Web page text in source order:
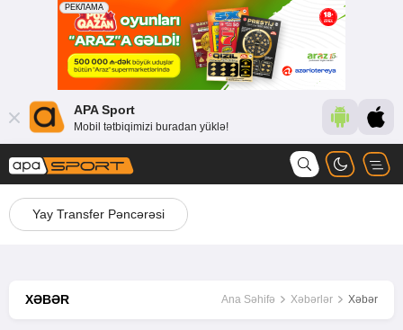
APA Sport
Mobil tətbiqimizi buradan yüklə!
Yay Transfer Pəncərəsi
XƏBƏR Ana Səhifə Xəbərlər Xəbər